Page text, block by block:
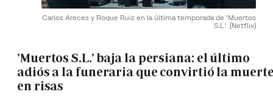
Carlos Areces y Roque Ruiz en la última temporada de 'Muertos
S.L.'. (Netflix)
'Muertos S.L.' baja la persiana: el último
adiós a la funeraria que convirtió la
en risas